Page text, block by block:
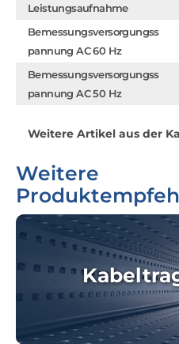
Leistungsaufnahme
Bemessungsversorgungss
pannung AC 60 Hz
Bemessungsversorgungss
pannung AC 50 Hz
Weitere Artikel aus der
Weitere